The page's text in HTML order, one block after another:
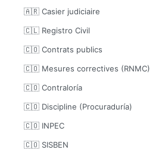
🇦🇷 Casier judiciaire
🇨🇱 Registro Civil
🇨🇴 Contrats publics
🇨🇴 Mesures correctives (RNMC)
🇨🇴 Contraloría
🇨🇴 Discipline (Procuraduría)
🇨🇴 INPEC
🇨🇴 SISBEN